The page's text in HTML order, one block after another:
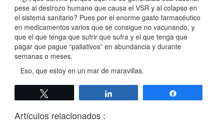
pese al destrozo humano que causa el VSR y al colapso en
el sistema sanitario? Pues por el enorme gasto farmacéutico
en medicamentos varios que se consigue no vacunando, y
que el que tenga que sufrir que sufra y el que tenga que
pagar que pague “paliativos” en abundancia y durante
semanas o meses.
Eso, que estoy en un mar de maravillas.
Artículos relacionados :